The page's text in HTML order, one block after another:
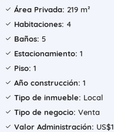
Área Privada: 219 m²
Habitaciones: 4
Baños: 5
Estacionamiento: 1
Piso: 1
Año construcción: 1
Tipo de inmueble: Local
Tipo de negocio: Venta
Valor Administración: US$1